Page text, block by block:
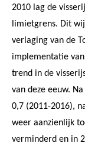
2010 lag de
limietgrens. Dit
verlaging van de
implementatie
trend in de
van deze eeuw.
0,7 (2011-2016),
weer aanzienlijk
verminderd en in